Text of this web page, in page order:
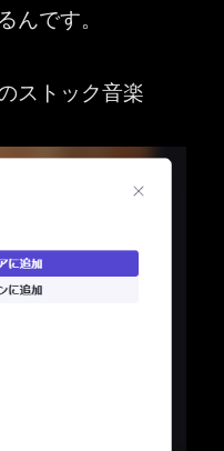
んです。
ストック音楽